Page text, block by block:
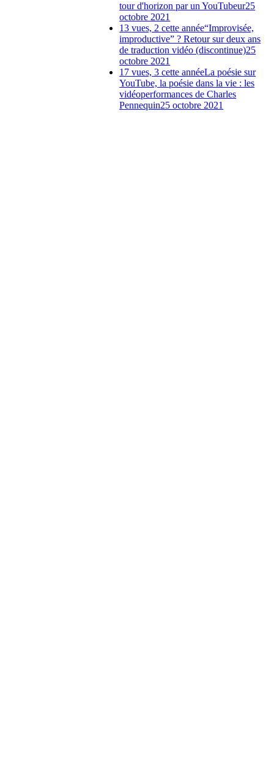
tour d'horizon par un YouTubeur25
octobre 2021
13 vues, 2 cette année“Improvisée,
improductive” ? Retour sur deux ans
de traduction vidéo (discontinue)25
octobre 2021
17 vues, 3 cette annéeLa poésie sur
YouTube, la poésie dans la vie : les
vidéoperformances de Charles
Pennequin25 octobre 2021